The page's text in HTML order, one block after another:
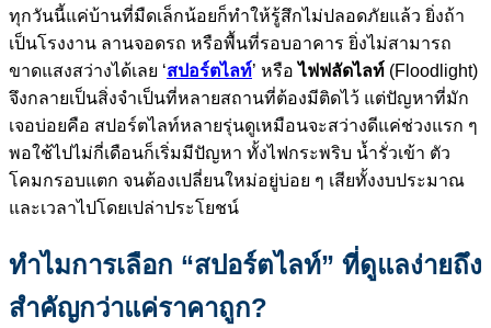
ทุกวันนี้แค่บ้านที่มืดเล็กน้อยก็ทำให้รู้สึกไม่ปลอดภัยแล้ว ยิ่งถ้า
เป็นโรงงาน ลานจอดรถ หรือพื้นที่รอบอาคาร ยิ่งไม่สามารถ
ขาดแสงสว่างได้เลย ‘สปอร์ตไลท์’ หรือไฟฟลัดไลท์ (Floodlight)
จึงกลายเป็นสิ่งจำเป็นที่หลายสถานที่ต้องมีติดไว้ แต่ปัญหาที่มัก
เจอบ่อยคือ สปอร์ตไลท์หลายรุ่นดูเหมือนจะสว่างดีแค่ช่วงแรก ๆ
พอใช้ไปไม่กี่เดือนก็เริ่มมีปัญหา ทั้งไฟกระพริบ น้ำรั่วเข้า ตัว
โคมกรอบแตก จนต้องเปลี่ยนใหม่อยู่บ่อย ๆ เสียทั้งงบประมาณ
และเวลาไปโดยเปล่าประโยชน์
ทำไมการเลือก “สปอร์ตไลท์” ที่ดูแลง่ายถึง
สำคัญกว่าแค่ราคาถูก?